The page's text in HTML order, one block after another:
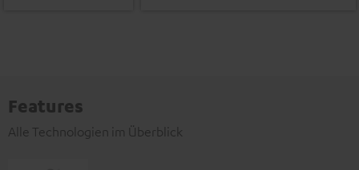
Features
Alle Technologien im Überblick